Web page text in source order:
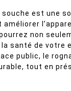
souche est une
améliorer
non
santé de votre
public, le
tout en